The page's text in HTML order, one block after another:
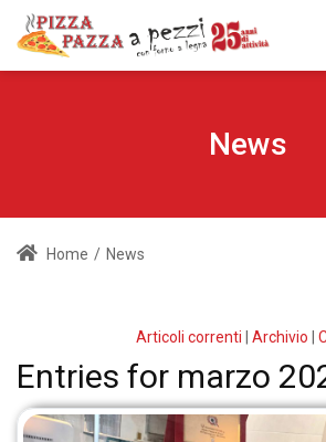
News
Home / News
Articoli correnti Archivio
Entries for marzo